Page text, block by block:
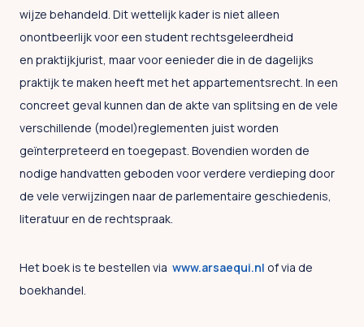
wijze behandeld. Dit wettelijk kader is niet alleen
onontbeerlijk voor een student rechtsgeleerdheid
en praktijkjurist, maar voor eenieder die in de dagelijks
praktijk te maken heeft met het appartementsrecht. In een
concreet geval kunnen dan de akte van splitsing en de vele
verschillende (model)reglementen juist worden
geïnterpreteerd en toegepast. Bovendien worden de
nodige handvatten geboden voor verdere verdieping door
de vele verwijzingen naar de parlementaire geschiedenis,
literatuur en de rechtspraak.
Het boek is te bestellen via www.arsaequi.nl of via de
boekhandel.